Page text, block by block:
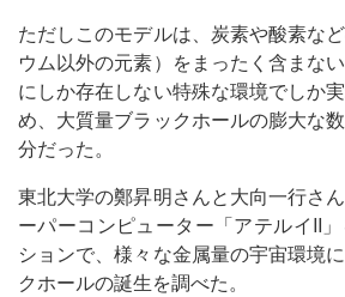
ただしこのモデルは、炭素や酸素な
ウム以外の元素）をまったく含まな
にしか存在しない特殊な環境でしか
め、大質量ブラックホールの膨大な
分だった。
東北大学の鄭昇明さんと大向一行さ
ーパーコンピューター「アテルイII
ションで、様々な金属量の宇宙環境
クホールの誕生を調べた。